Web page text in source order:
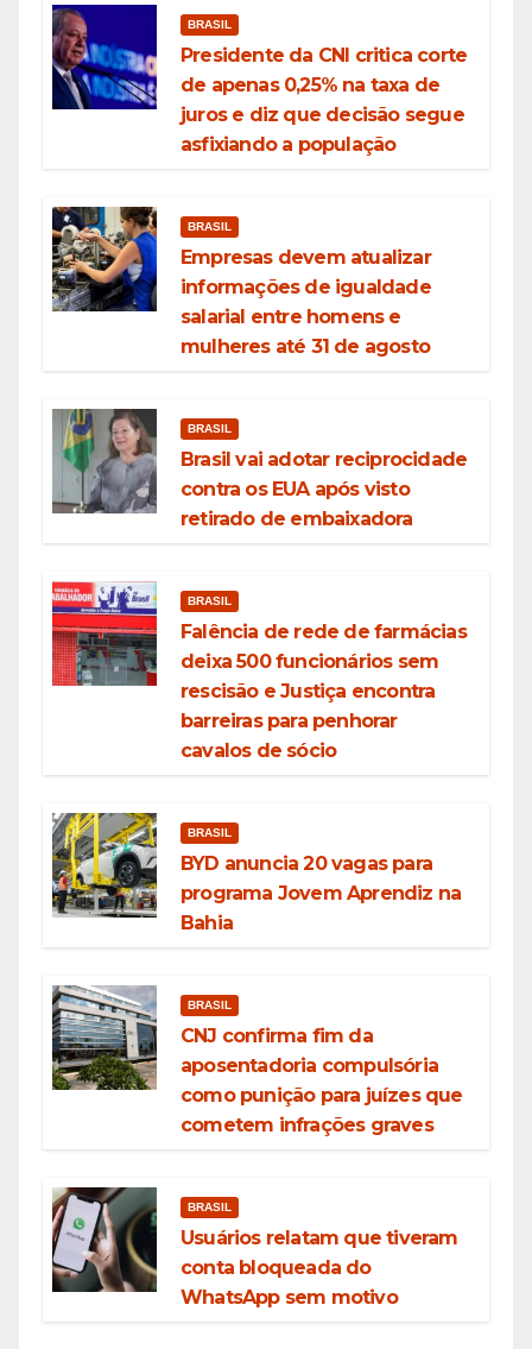
BRASIL
Presidente da CNI critica corte
de apenas 0,25% na taxa de
juros e diz que decisão segue
asfixiando a população
BRASIL
Empresas devem atualizar
informações de igualdade
salarial entre homens e
mulheres até 31 de agosto
BRASIL
Brasil vai adotar reciprocidade
contra os EUA após visto
retirado de embaixadora
BRASIL
Falência de rede de farmácias
deixa 500 funcionários sem
rescisão e Justiça encontra
barreiras para penhorar
cavalos de sócio
BRASIL
BYD anuncia 20 vagas para
programa Jovem Aprendiz na
Bahia
BRASIL
CNJ confirma fim da
aposentadoria compulsória
como punição para juízes que
cometem infrações graves
BRASIL
Usuários relatam que tiveram
conta bloqueada do
WhatsApp sem motivo